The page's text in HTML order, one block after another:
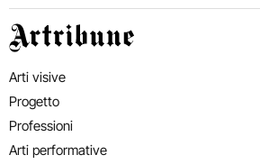
Artribune
Arti visive
Progetto
Professioni
Arti performative